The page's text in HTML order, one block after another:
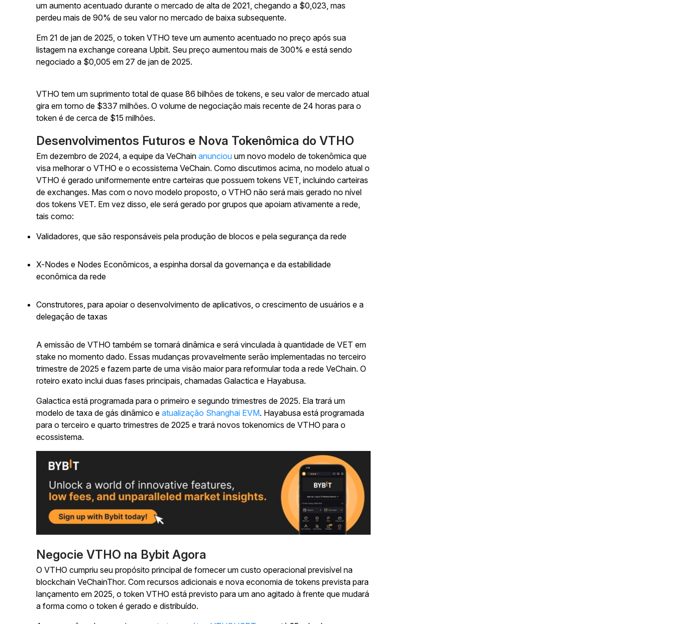
um aumento acentuado durante o mercado de alta de 2021, chegando a $0,023, mas
perdeu mais de 90% de seu valor no mercado de baixa subsequente.
Em 21 de jan de 2025, o token VTHO teve um aumento acentuado no preço após sua
listagem na exchange coreana Upbit. Seu preço aumentou mais de 300% e está sendo
negociado a $0,005 em 27 de jan de 2025.
VTHO tem um suprimento total de quase 86 bilhões de tokens, e seu valor de mercado atual
gira em torno de $337 milhões. O volume de negociação mais recente de 24 horas para o
token é de cerca de $15 milhões.
Desenvolvimentos Futuros e Nova Tokenômica do VTHO
Em dezembro de 2024, a equipe da VeChain anunciou um novo modelo de tokenômica que
visa melhorar o VTHO e o ecossistema VeChain. Como discutimos acima, no modelo atual o
VTHO é gerado uniformemente entre carteiras que possuem tokens VET, incluindo carteiras
de exchanges. Mas com o novo modelo proposto, o VTHO não será mais gerado no nível
dos tokens VET. Em vez disso, ele será gerado por grupos que apoiam ativamente a rede,
tais como:
Validadores, que são responsáveis pela produção de blocos e pela segurança da rede
X-Nodes e Nodes Econômicos, a espinha dorsal da governança e da estabilidade
econômica da rede
Construtores, para apoiar o desenvolvimento de aplicativos, o crescimento de usuários e a
delegação de taxas
A emissão de VTHO também se tornará dinâmica e será vinculada à quantidade de VET em
stake no momento dado. Essas mudanças provavelmente serão implementadas no terceiro
trimestre de 2025 e fazem parte de uma visão maior para reformular toda a rede VeChain. O
roteiro exato inclui duas fases principais, chamadas Galactica e Hayabusa.
Galactica está programada para o primeiro e segundo trimestres de 2025. Ela trará um
modelo de taxa de gás dinâmico e atualização Shanghai EVM. Hayabusa está programada
para o terceiro e quarto trimestres de 2025 e trará novos tokenomics de VTHO para o
ecossistema.
Negocie VTHO na Bybit Agora
O VTHO cumpriu seu propósito principal de fornecer um custo operacional previsível na
blockchain VeChainThor. Com recursos adicionais e nova economia de tokens prevista para
lançamento em 2025, o token VTHO está previsto para um ano agitado à frente que mudará
a forma como o token é gerado e distribuído.
Começar